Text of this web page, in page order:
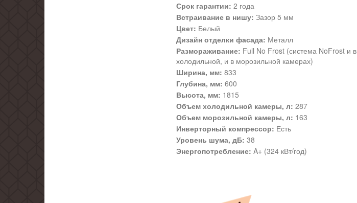
Срок гарантии: 2 года
Встраивание в нишу: Зазор 5 мм
Цвет: Белый
Дизайн отделки фасада: Металл
Размораживание: Full No Frost (система NoFrost и в
холодильной, и в морозильной камерах)
Ширина, мм: 833
Глубина, мм: 600
Высота, мм: 1815
Объем холодильной камеры, л: 287
Объем морозильной камеры, л: 163
Инверторный компрессор: Есть
Уровень шума, дБ: 38
Энергопотребление: A+ (324 кВт/год)